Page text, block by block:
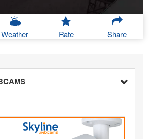
Weather Rate Share